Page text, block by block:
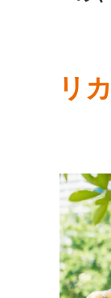
リ